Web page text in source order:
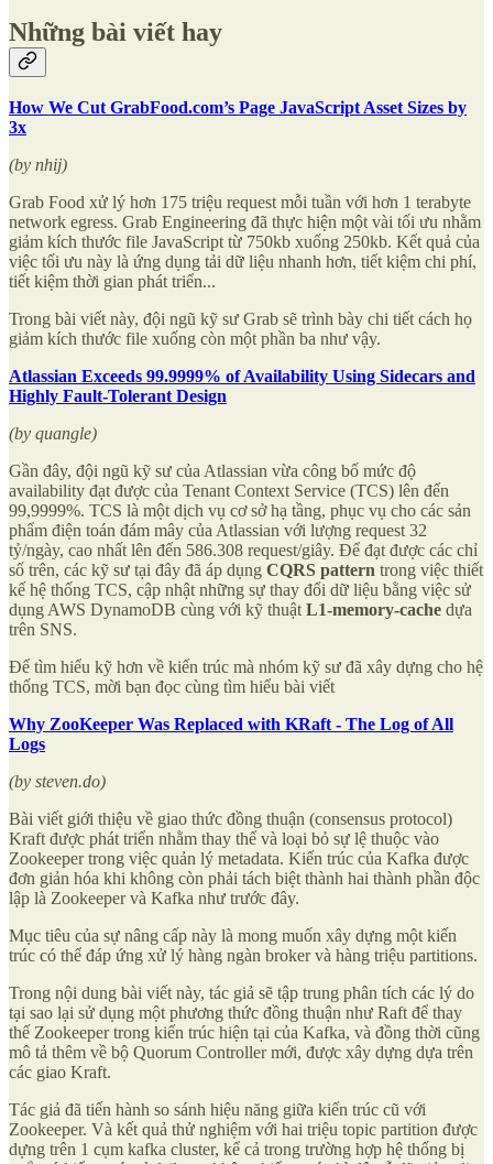
Những bài viết hay
How We Cut GrabFood.com’s Page JavaScript Asset Sizes by
3x
(by nhij)
Grab Food xử lý hơn 175 triệu request mỗi tuần với hơn 1 terabyte
network egress. Grab Engineering đã thực hiện một vài tối ưu nhằm
giảm kích thước file JavaScript từ 750kb xuống 250kb. Kết quả của
việc tối ưu này là ứng dụng tải dữ liệu nhanh hơn, tiết kiệm chi phí,
tiết kiệm thời gian phát triển...
Trong bài viết này, đội ngũ kỹ sư Grab sẽ trình bày chi tiết cách họ
giảm kích thước file xuống còn một phần ba như vậy.
Atlassian Exceeds 99.9999% of Availability Using Sidecars and
Highly Fault-Tolerant Design
(by quangle)
Gần đây, đội ngũ kỹ sư của Atlassian vừa công bố mức độ
availability đạt được của Tenant Context Service (TCS) lên đến
99,9999%. TCS là một dịch vụ cơ sở hạ tầng, phục vụ cho các sản
phẩm điện toán đám mây của Atlassian với lượng request 32
tỷ/ngày, cao nhất lên đến 586.308 request/giây. Để đạt được các chỉ
số trên, các kỹ sư tại đây đã áp dụng CQRS pattern trong việc thiết
kế hệ thống TCS, cập nhật những sự thay đổi dữ liệu bằng việc sử
dụng AWS DynamoDB cùng với kỹ thuậtL1-memory-cache dựa
trên SNS.
Để tìm hiểu kỹ hơn về kiến trúc mà nhóm kỹ sư đã xây dựng cho hệ
thống TCS, mời bạn đọc cùng tìm hiểu bài viết
Why ZooKeeper Was Replaced with KRaft - The Log of All
Logs
(by steven.do)
Bài viết giới thiệu về giao thức đồng thuận (consensus protocol)
Kraft được phát triển nhằm thay thế và loại bỏ sự lệ thuộc vào
Zookeeper trong việc quản lý metadata. Kiến trúc của Kafka được
đơn giản hóa khi không còn phải tách biệt thành hai thành phần độc
lập là Zookeeper và Kafka như trước đây.
Mục tiêu của sự nâng cấp này là mong muốn xây dựng một kiến
trúc có thể đáp ứng xử lý hàng ngàn broker và hàng triệu partitions.
Trong nội dung bài viết này, tác giả sẽ tập trung phân tích các lý do
tại sao lại sử dụng một phương thức đồng thuận như Raft để thay
thế Zookeeper trong kiến trúc hiện tại của Kafka, và đồng thời cũng
mô tả thêm về bộ Quorum Controller mới, được xây dựng dựa trên
các giao Kraft.
Tác giả đã tiến hành so sánh hiệu năng giữa kiến trúc cũ với
Zookeeper. Và kết quả thử nghiệm với hai triệu topic partition được
dựng trên 1 cụm kafka cluster, kể cả trong trường hợp hệ thống bị